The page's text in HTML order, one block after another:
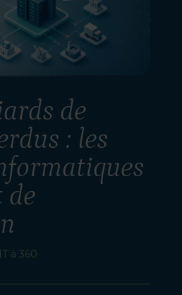
de
: les
de
à 360